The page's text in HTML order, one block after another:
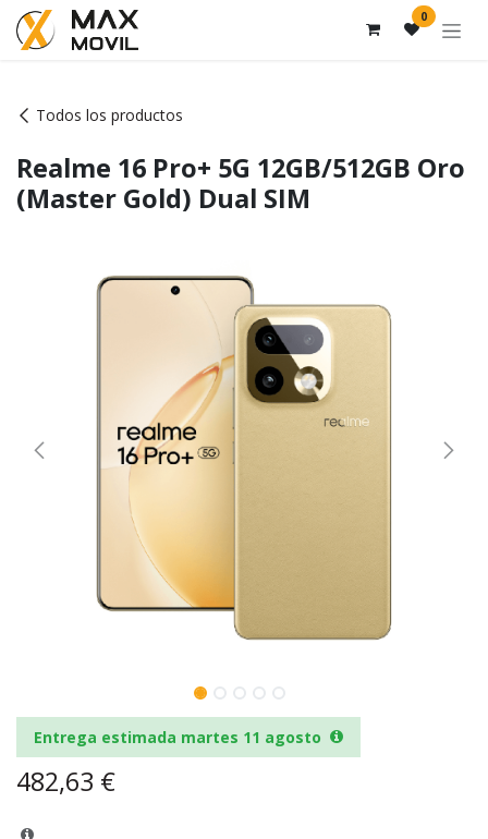
Ir al contenido 0
Todos los productos
Realme 16 Pro+ 5G 12GB/512GB Oro
(Master Gold) Dual SIM
Entrega estimada martes 11 agosto
482,63 €